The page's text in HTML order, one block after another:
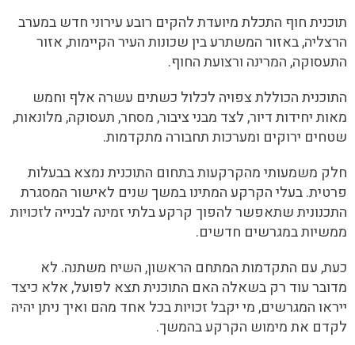
תוכנית חוף התכלת מיועדת להקים רובע עירוני חדש במערב
הרצליה, באזור המשתרע בין שכונות העיר הקיימות, אזור
התעסוקה, המרינה ורצועת החוף.
התוכנית הכוללת צפויה לכלול כשתים עשרה אלף וחמש
מאות יחידות דיור, לצד מבני ציבור, מסחר, תעסוקה, מלונאות,
שטחים ירוקים ומערכות תחבורה מתקדמות.
חלק משמעותי מהקרקעות בתחום התוכנית נמצא בבעלות
פרטית. בעלי הקרקע המתינו במשך שנים לאישור המסגרת
התכנונית שתאפשר להפוך קרקע בלתי זמינה לבנייה לזכויות
ממשיות במגרשים חדשים.
כעת, עם התקדמות המתחם הראשון, השיח משתנה. לא
מדובר עוד רק בשאלה האם התוכנית תצא לפועל, אלא כיצד
ייראו המגרשים, מי יקבל זכויות בכל אחד מהם ואיך ניתן יהיה
לקדם את מימוש הקרקע בהמשך.